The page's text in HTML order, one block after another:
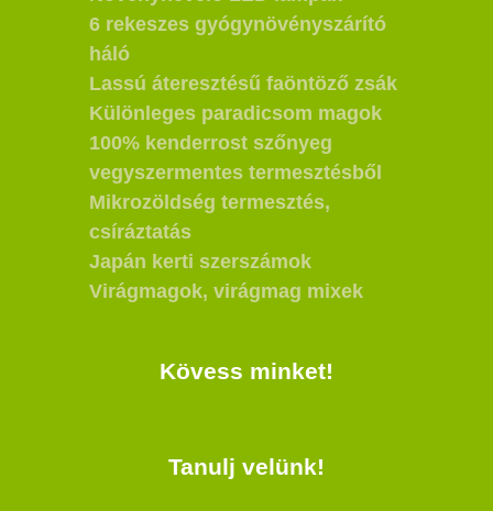
6 rekeszes gyógynövényszárító
háló
Lassú áteresztésű faöntöző zsák
Különleges paradicsom magok
100% kenderrost szőnyeg
vegyszermentes termesztésből
Mikrozöldség termesztés,
csíráztatás
Japán kerti szerszámok
Virágmagok, virágmag mixek
Kövess minket!
Tanulj velünk!